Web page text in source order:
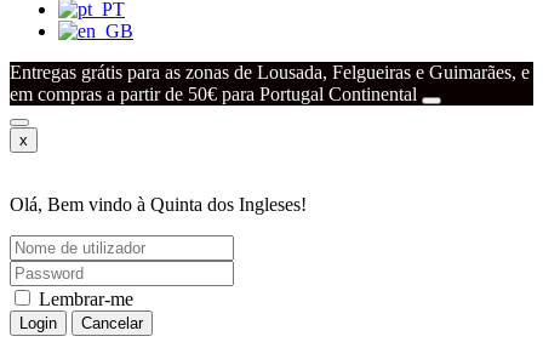
Entregas grátis para as zonas de Lousada, Felgueiras e Guimarães, e
em compras a partir de 50€ para Portugal Continental
x
Olá, Bem vindo à Quinta dos Ingleses!
Lembrar-me